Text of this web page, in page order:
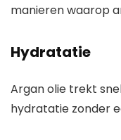
manieren waarop
Hydratatie
Argan olie trekt
hydratatie zonder